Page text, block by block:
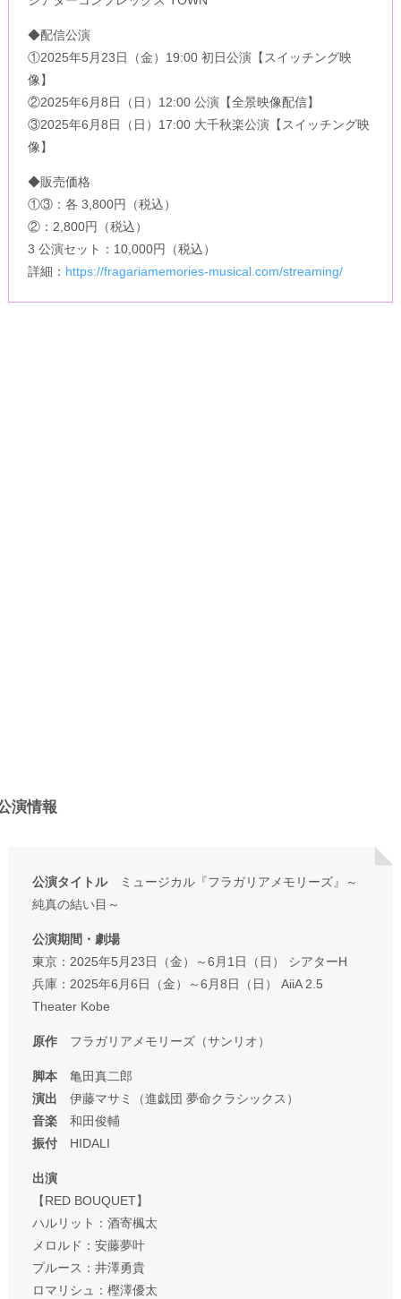
◆配信公演
①2025年5月23日（金）19:00 初日公演【スイッチング映
像】
②2025年6月8日（日）12:00 公演【全景映像配信】
③2025年6月8日（日）17:00 大千秋楽公演【スイッチング映
像】
◆販売価格
①③：各 3,800円（税込）
②：2,800円（税込）
3 公演セット：10,000円（税込）
詳細： https://fragariamemories-musical.com/streaming/
演情報
公演タイトルミュージカル『フラガリアメモリーズ』～
純真の結い目～
公演期間・劇場
東京：2025年5月23日（金）～6月1日（日） シアターH
兵庫：2025年6月6日（金）～6月8日（日） AiiA 2.5
Theater Kobe
原作フラガリアメモリーズ（サンリオ）
脚本亀田真二郎
演出 伊藤マサミ（進戯団 夢命クラシックス）
音楽和田俊輔
振付HIDALI
出演
【RED BOUQUET】
ハルリット：酒寄楓太
メロルド：安藤夢叶
プルース：井澤勇貴
ロマリシュ：樫澤優太